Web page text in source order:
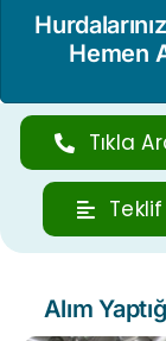
Hemen
Tıkla
Alım